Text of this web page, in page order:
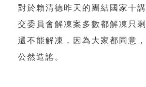
對於賴清德昨天的團結國家十
交委員會解凍案多數都解凍只
還不能解凍，因為大家都同意
公然造謠。